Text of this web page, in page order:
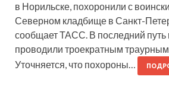
в Норильске, похоронили с
Северном кладбище в Санкт-
сообщает ТАСС. В последний путь
проводили троекратным
Уточняется, что похороны…